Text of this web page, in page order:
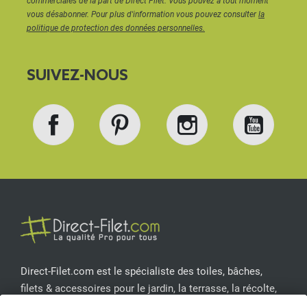
vous désabonner. Pour plus d'information vous pouvez consulterla
politique de protection des données personnelles.
SUIVEZ-NOUS
Direct-Filet.com est le spécialiste des toiles, bâches,
filets & accessoires pour le jardin, la terrasse, la récolte,